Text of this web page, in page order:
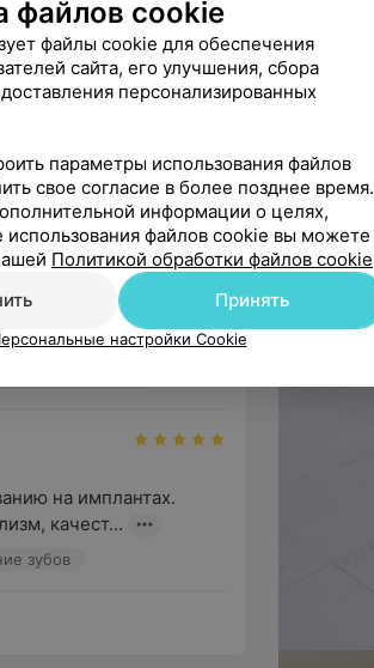
стоматологу,
ст...
Имплантация зубов
на имплантах.
качест...
зубов
файлов cookie
файлы cookie для обеспечения
сайта, его улучшения, сбора
персонализированных
параметры использования файлов
свое согласие в более позднее время.
информации о целях,
использования файлов cookie вы можете
Политикой обработки файлов cookie
Принять
настройки Cookie